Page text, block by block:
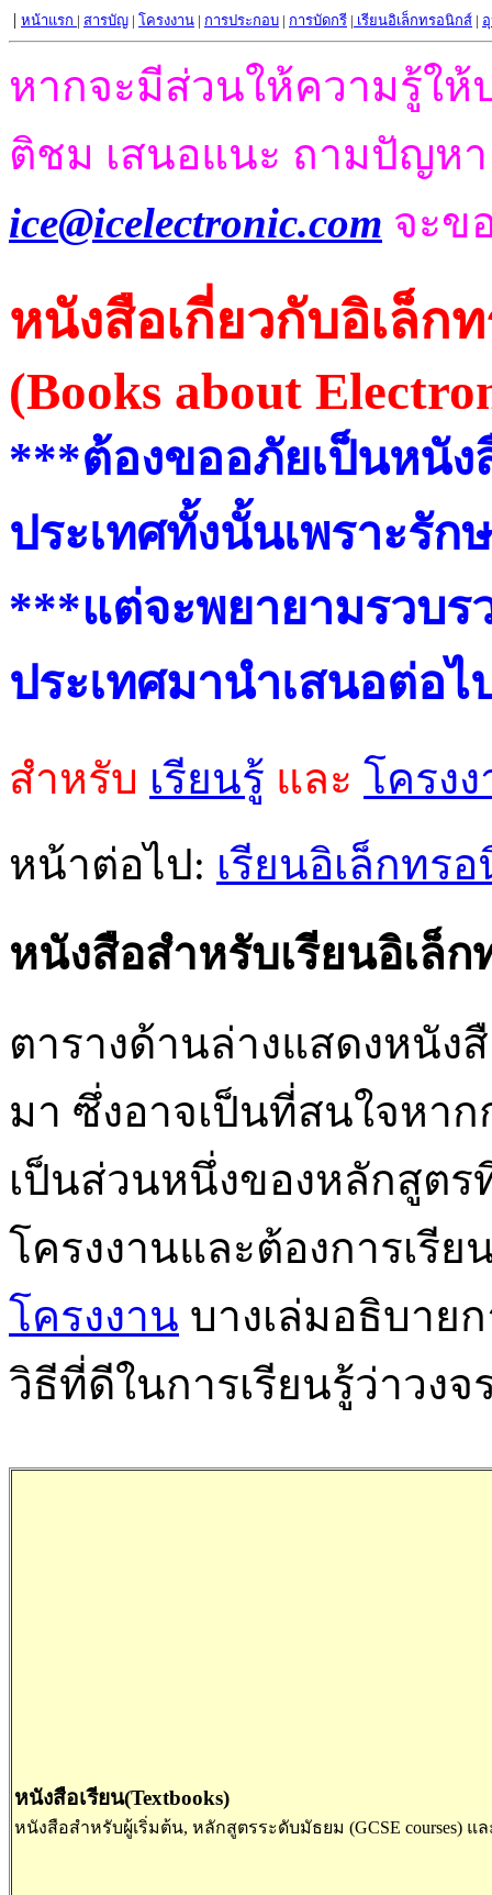
| หน้าแรก | สารบัญ | โครงงาน | การประกอบ | การบัดกรี | เรียนอิเล็กทรอนิกส ์ |
หากจะมีส่วนให้ความรู้ใ
ติชม เสนอแนะ ถามปัญห
ice@icelectronic.com จะข
หนังสือเกี่ยวกับอิเล็ก
(Books about
***ต้องขออภัยเป็นหนั
ประเทศทั้งนั้นเพราะรัก
***แต่จะพยายามรวบ
ประเทศมานำเสนอต่อไ
สำหรับ เรียนรู้ และ โครง
หน้าต่อไป: เรียนอิเล็กทร
หนังสือสำหรับเรียนอิเล็
ตารางด้านล่างแสดงหนัง
มา ซึ่งอาจเป็นที่สนใจหา
เป็นส่วนหนึ่งของหลักสูตร
โครงงานและต้องการเรี
โครงงาน บางเล่มอธิบาย
วิธีที่ดีในการเรียนรู้ว่าวง
หนังสือเรียน(Textbooks)
หนังสือสำหรับผู้เริ่มต้น, หลักสูตรระดับมัธยม (GCSE courses) แ